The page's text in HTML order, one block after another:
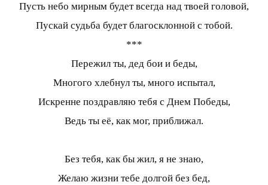
Пусть небо мирным будет всегда над твоей головой,
Пускай судьба будет благосклонной с тобой.
***
Пережил ты, дед бои и беды,
Многого хлебнул ты, много испытал,
Искренне поздравляю тебя с Днем Победы,
Ведь ты её, как мог, приближал.
Без тебя, как бы жил, я не знаю,
Желаю жизни тебе долгой без бед,